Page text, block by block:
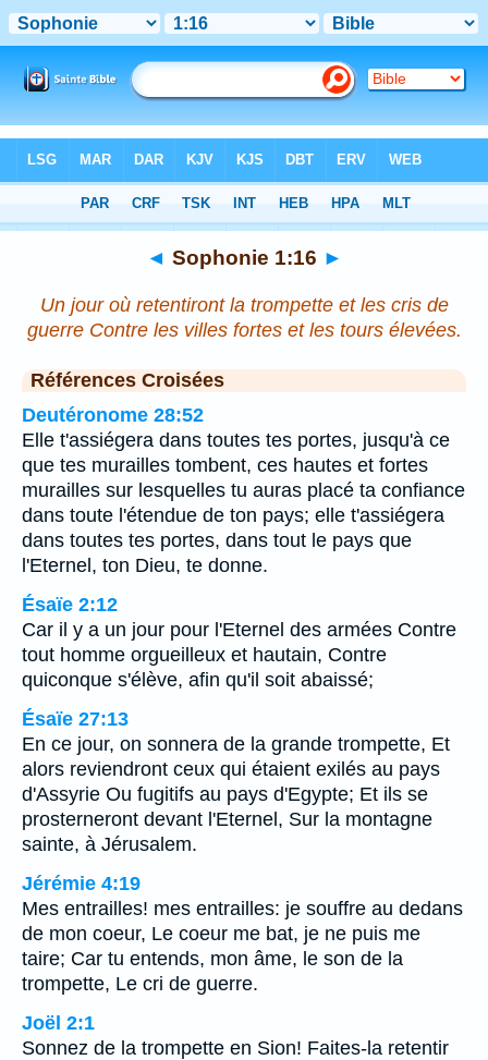
Chapitre 1> Verset 16
◄ Sophonie 1:16 ►
Un jour où retentiront la trompette et les cris de
guerre Contre les villes fortes et les tours élevées.
Références Croisées
Deutéronome 28:52
Elle t'assiégera dans toutes tes portes, jusqu'à ce
que tes murailles tombent, ces hautes et fortes
murailles sur lesquelles tu auras placé ta confiance
dans toute l'étendue de ton pays; elle t'assiégera
dans toutes tes portes, dans tout le pays que
l'Eternel, ton Dieu, te donne.
Ésaïe 2:12
Car il y a un jour pour l'Eternel des armées Contre
tout homme orgueilleux et hautain, Contre
quiconque s'élève, afin qu'il soit abaissé;
Ésaïe 27:13
En ce jour, on sonnera de la grande trompette, Et
alors reviendront ceux qui étaient exilés au pays
d'Assyrie Ou fugitifs au pays d'Egypte; Et ils se
prosterneront devant l'Eternel, Sur la montagne
sainte, à Jérusalem.
Jérémie 4:19
Mes entrailles! mes entrailles: je souffre au dedans
de mon coeur, Le coeur me bat, je ne puis me
taire; Car tu entends, mon âme, le son de la
trompette, Le cri de guerre.
Joël 2:1
Sonnez de la trompette en Sion! Faites-la retentir